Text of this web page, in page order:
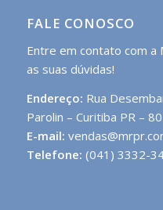
FALE CONOSCO
Entre em contato com a
as suas dúvidas!
Endereço: Rua
Parolin – Curitiba PR –
E-mail:
Telefone: (041) 3332-